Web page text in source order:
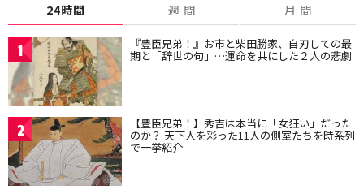
24時間 週 間 月 間
1 『豊臣兄弟！』お市と柴田勝家、自刃しての最
期と「辞世の句」…運命を共にした２人の悲劇
2 【豊臣兄弟！】秀吉は本当に「女狂い」だった
のか？ 天下人を彩った11人の側室たちを時系列
で一挙紹介